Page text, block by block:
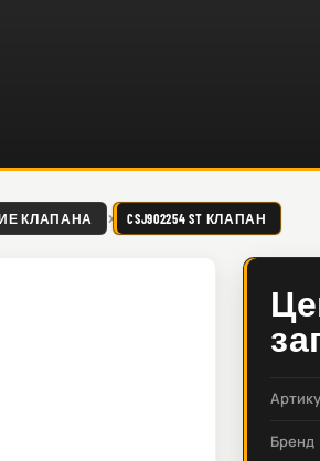
КЛАПАНА CSJ902254 ST КЛАПАН
Бренд